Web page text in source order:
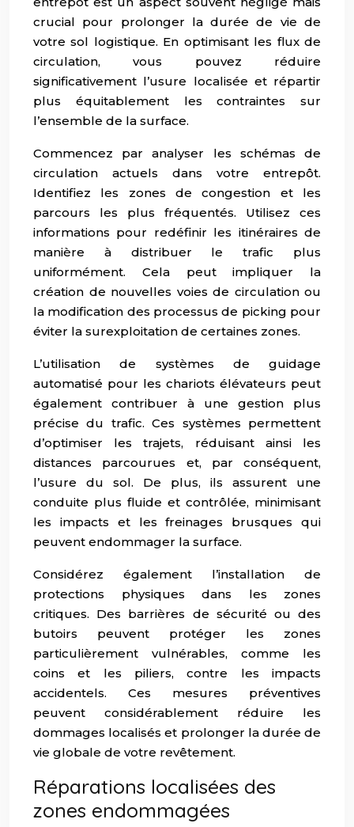
crucial pour prolonger la durée de vie de
votre sol logistique. En optimisant les flux de
circulation, vous pouvez réduire
significativement l’usure localisée et répartir
plus équitablement les contraintes sur
l’ensemble de la surface.
Commencez par analyser les schémas de
circulation actuels dans votre entrepôt.
Identifiez les zones de congestion et les
parcours les plus fréquentés. Utilisez ces
informations pour redéfinir les itinéraires de
manière à distribuer le trafic plus
uniformément. Cela peut impliquer la
création de nouvelles voies de circulation ou
la modification des processus de picking pour
éviter la surexploitation de certaines zones.
L’utilisation de systèmes de guidage
automatisé pour les chariots élévateurs peut
également contribuer à une gestion plus
précise du trafic. Ces systèmes permettent
d’optimiser les trajets, réduisant ainsi les
distances parcourues et, par conséquent,
l’usure du sol. De plus, ils assurent une
conduite plus fluide et contrôlée, minimisant
les impacts et les freinages brusques qui
peuvent endommager la surface.
Considérez également l’installation de
protections physiques dans les zones
critiques. Des barrières de sécurité ou des
butoirs peuvent protéger les zones
particulièrement vulnérables, comme les
coins et les piliers, contre les impacts
accidentels. Ces mesures préventives
peuvent considérablement réduire les
dommages localisés et prolonger la durée de
vie globale de votre revêtement.
Réparations localisées des
zones endommagées